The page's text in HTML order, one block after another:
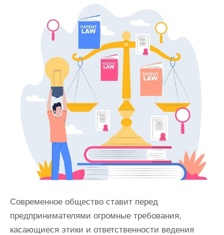
Современное общество ставит перед
предпринимателями огромные требования,
касающиеся этики и ответственности ведения